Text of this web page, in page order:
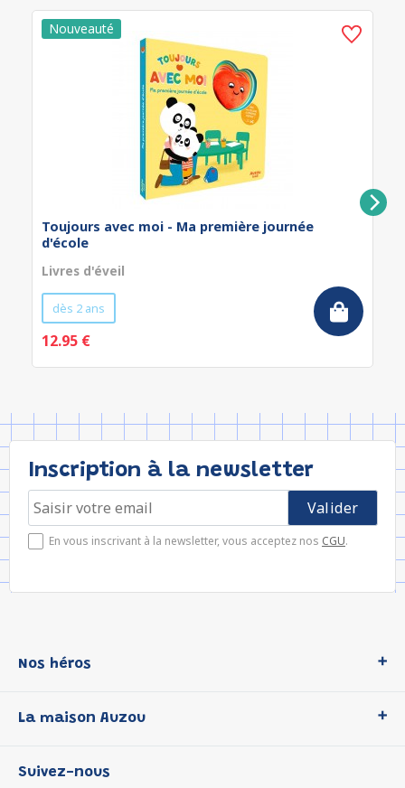
Toujours avec moi - Ma première journée
d'école
Livres d'éveil
dès 2 ans
12.95 €
Inscription à la newsletter
En vous inscrivant à la newsletter, vous acceptez nos CGU.
Nos héros
P'tit Loup
Les Influenceuses
La maison Auzou
Notre histoire
Suivez-nous